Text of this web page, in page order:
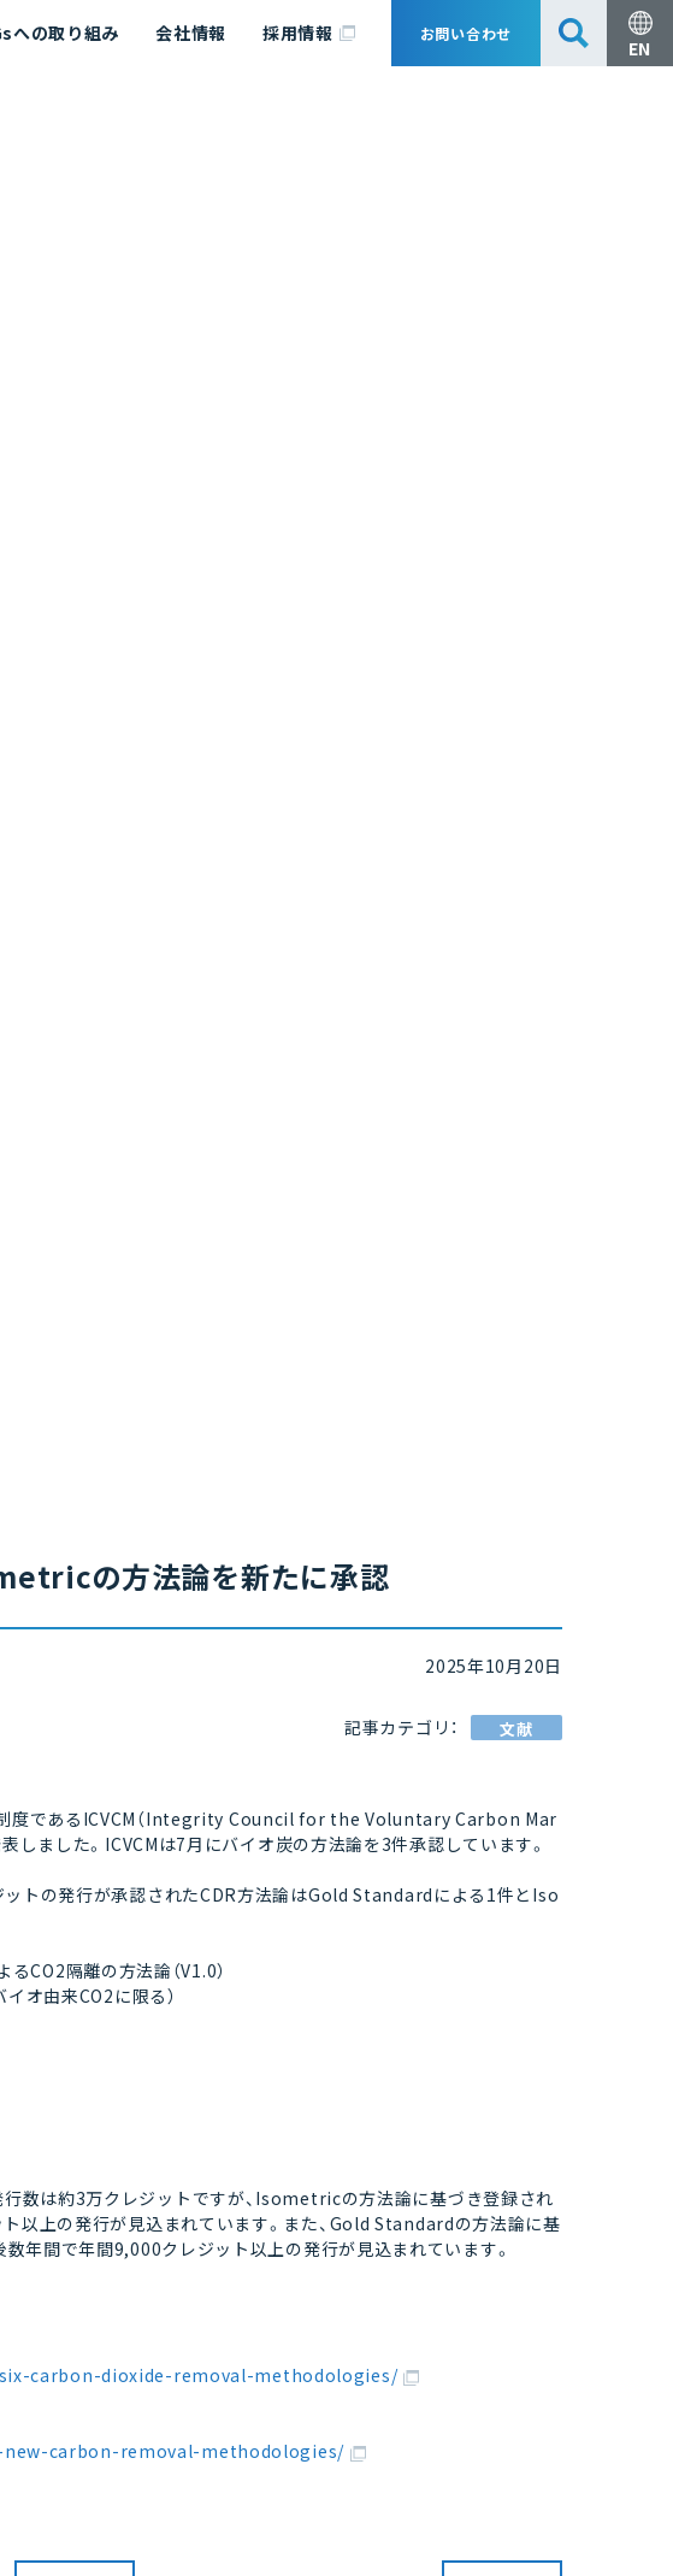
への取り組み 会社情報 採用情報 お問い合わせ
EN
の方法論を新たに承認
2025年10月20日
記事カテゴリ： 文献
度であるICVCM（Integrity Council for the Voluntary Carbon Mar
しました。ICVCMは7月にバイオ炭の方法論を3件承認しています。
ットの発行が承認されたCDR方法論はGold Standardによる1件とIso
るCO2隔離の方法論（V1.0）
来CO2に限る）
数は約3万クレジットですが、Isometricの方法論に基づき登録され
以上の発行が見込まれています。また、Gold Standardの方法論に基
年間で年間9,000クレジット以上の発行が見込まれています。
carbon-dioxide-removal-methodologies/
carbon-removal-methodologies/